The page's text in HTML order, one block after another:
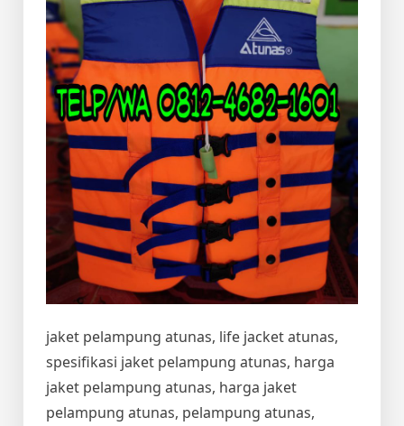
jaket pelampung atunas, life jacket atunas,
spesifikasi jaket pelampung atunas, harga
jaket pelampung atunas, harga jaket
pelampung atunas, pelampung atunas,